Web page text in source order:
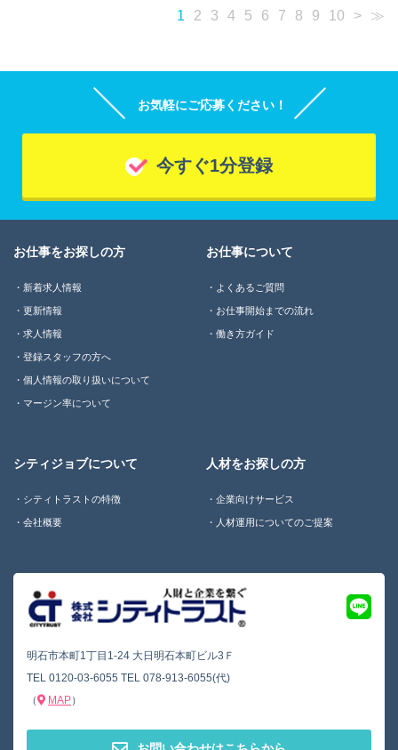
1 2 3 4 5 6 7 8 9 10 > ≫
お気軽にご応募ください！
今すぐ1分登録
明石市本町1丁目1-24 大日明石本町ビル3Ｆ
TEL 0120-03-6055 TEL 078-913-6055(代)
（
MAP）
お仕事をお探しの方
新着求人情報
更新情報
求人情報
登録スタッフの方へ
個人情報の取り扱いについて
マージン率について
お仕事について
よくあるご質問
お仕事開始までの流れ
働き方ガイド
シティジョブについて
シティトラストの特徴
会社概要
人材をお探しの方
企業向けサービス
人材運用についてのご提案